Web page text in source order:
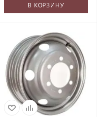
В КОРЗИНУ